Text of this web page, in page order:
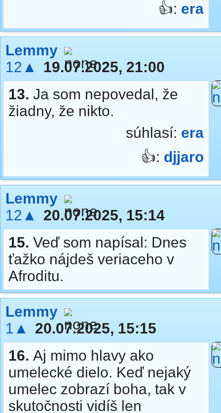
👍: era
Lemmy
12▲
19.07.2025, 21:00
13. Ja som nepovedal, že
žiadny, že nikto.
súhlasí: era
👍: djjaro
Lemmy
12▲
20.07.2025, 15:14
15. Veď som napísal: Dnes
ťažko nájdeš veriaceho v
Afroditu.
Lemmy
1▲
20.07.2025, 15:15
16. Aj mimo hlavy ako
umelecké dielo. Keď nejaký
umelec zobrazí boha, tak v
skutočnosti vidíš len